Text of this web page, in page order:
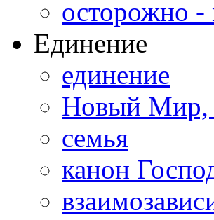
осторожно -
Единение
единение
Новый Мир,
семья
канон